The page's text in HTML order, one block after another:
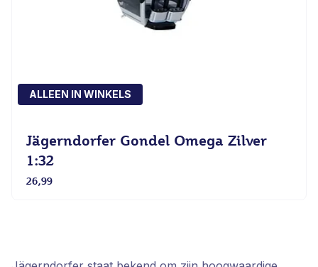
ALLEEN IN WINKELS
Jägerndorfer Gondel Omega Zilver
1:32
26,99